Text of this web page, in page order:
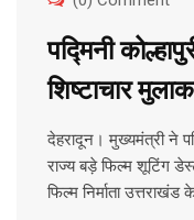
पद्मिनी
शिष्टाचार
देहरादून। मुख्यमंत्री ने
राज्य बड़े फिल्म शूटिंग
फिल्म निर्माता